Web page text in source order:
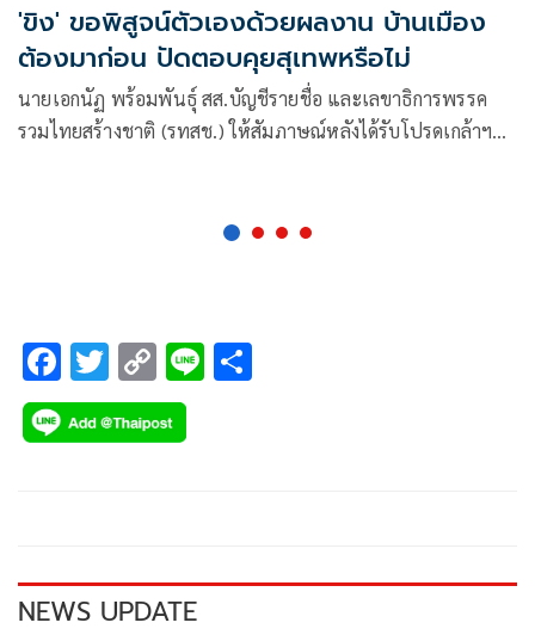
'ขิง' ขอพิสูจน์ตัวเองด้วยผลงาน บ้านเมือง
ต้องมาก่อน ปัดตอบคุยสุเทพหรือไม่
นายเอกนัฏ พร้อมพันธุ์ สส.บัญชีรายชื่อ และเลขาธิการพรรค
รวมไทยสร้างชาติ (รทสช.) ให้สัมภาษณ์หลังได้รับโปรดเกล้าฯ
F
ac
e
k
T
wi
tt
C
o
p
k
Li
NEWS UPDATE